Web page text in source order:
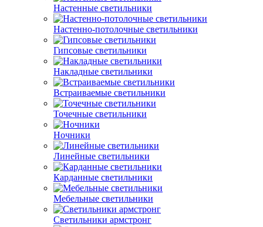
Настенные светильники
Настенно-потолочные светильники
Гипсовые светильники
Накладные светильники
Встраиваемые светильники
Точечные светильники
Ночники
Линейные светильники
Карданные светильники
Мебельные светильники
Светильники армстронг